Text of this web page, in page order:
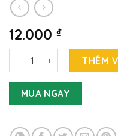
12.000 ₫
Pate Catchy cho mèo
THÊM
MUA NGAY